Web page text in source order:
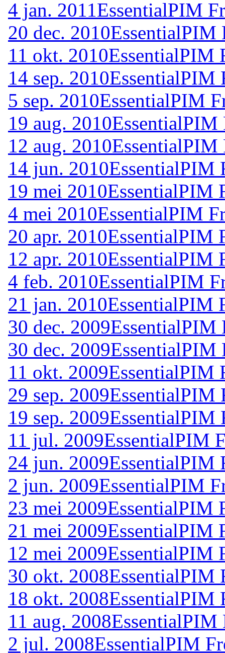
4 jan. 2011 EssentialPIM
20 dec. 2010EssentialPIM
11 okt. 2010EssentialPIM
14 sep. 2010EssentialPIM
5 sep. 2010EssentialPIM
19 aug. 2010EssentialPIM
12 aug. 2010EssentialPIM
14 jun. 2010EssentialPIM
19 mei 2010EssentialPIM
4 mei 2010EssentialPIM
20 apr. 2010EssentialPIM
12 apr. 2010EssentialPIM
4 feb. 2010EssentialPIM
21 jan. 2010EssentialPIM
30 dec. 2009EssentialPIM
30 dec. 2009EssentialPIM
11 okt. 2009EssentialPIM
29 sep. 2009EssentialPIM
19 sep. 2009EssentialPIM
11 jul. 2009EssentialPIM
24 jun. 2009EssentialPIM
2 jun. 2009EssentialPIM
23 mei 2009EssentialPIM
21 mei 2009EssentialPIM
12 mei 2009EssentialPIM
30 okt. 2008EssentialPIM
18 okt. 2008EssentialPIM
11 aug. 2008EssentialPIM
2 jul. 2008EssentialPIM